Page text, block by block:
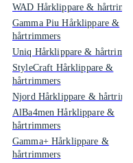
WAD Hårklippare &
Gamma Piu Hårklippare &
hårtrimmers
Uniq Hårklippare &
StyleCraft Hårklippare &
hårtrimmers
Njord Hårklippare &
AlBa4men Hårklippare &
hårtrimmers
Gamma+ Hårklippare &
hårtrimmers